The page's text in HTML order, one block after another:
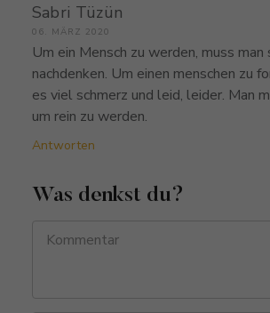
Sabri Tüzün
06. MÄRZ 2020
Um ein Mensch zu werden, muss man
nachdenken. Um einen menschen zu
es viel schmerz und leid, leider. Man
um rein zu werden.
Antworten
Was denkst du?